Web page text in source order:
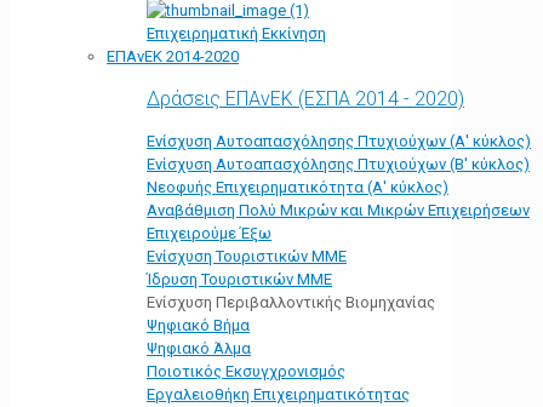
Επιχειρηματική Εκκίνηση
ΕΠΑνΕΚ 2014-2020
Δράσεις ΕΠΑνΕΚ (ΕΣΠΑ 2014 - 2020)
Ενίσχυση Αυτοαπασχόλησης Πτυχιούχων (Α' κύκλος)
Ενίσχυση Αυτοαπασχόλησης Πτυχιούχων (Β' κύκλος)
Νεοφυής Επιχειρηματικότητα (Α' κύκλος)
Αναβάθμιση Πολύ Μικρών και Μικρών Επιχειρήσεων
Επιχειρούμε Έξω
Ενίσχυση Τουριστικών ΜΜΕ
Ίδρυση Τουριστικών ΜΜΕ
Ενίσχυση Περιβαλλοντικής Βιομηχανίας
Ψηφιακό Βήμα
Ψηφιακό Άλμα
Ποιοτικός Εκσυγχρονισμός
Εργαλειοθήκη Eπιχειρηματικότητας